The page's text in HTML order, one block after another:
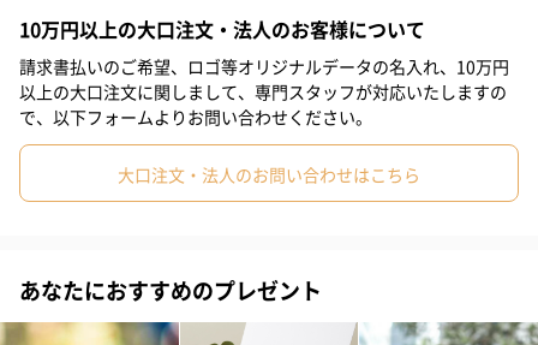
一日の疲れを癒すバスタイムに
使い方は本品1袋を浴槽の湯に溶かして20分〜1時間浸かるだけ！
くすみ*1・毛穴*2・冷え*3・肌荒れ*4・血行促進*5 に優れた効果
を発揮します。妊婦さん*6や、赤ちゃんの沐浴にもお使いいただ
性がいいので、クレイバスに、ひとつまみのお塩を入れるのもお
すすめです。相乗効果でデトックスの力が高まります。
#男子中学生 #親戚女性 #取引先女性 #部下女性 #姪
#娘 #姉 #彼女 #同僚女性 #上司女性 #彼氏
#上司男性 #同僚男性 #男子大学生 #女子大学生 #女の子
#部下男性 #男の子の赤ちゃん
10万円以上の大口注文・法人のお客様について
請求書払いのご希望、ロゴ等オリジナルデータの名入れ、10万円
以上の大口注文に関しまして、専門スタッフが対応いたしますの
で、以下フォームよりお問い合わせください。
大口注文・法人のお問い合わせはこちら
あなたにおすすめのプレゼント